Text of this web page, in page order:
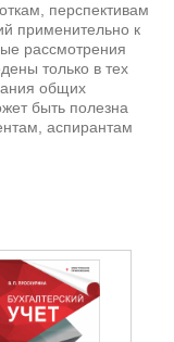
перспективам
применительно к
рассмотрения
только в тех
общих
быть полезна
аспирантам